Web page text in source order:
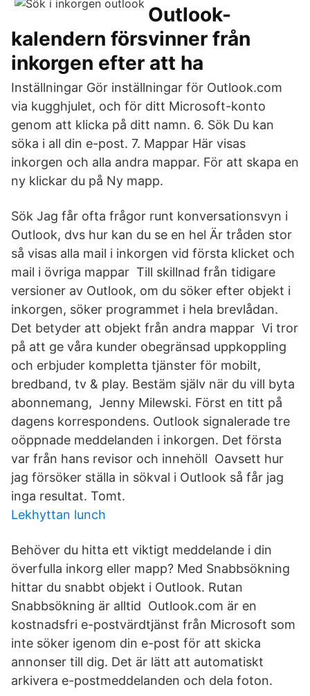
Outlook-
kalendern försvinner från
inkorgen efter att ha
Inställningar Gör inställningar för ­Outlook.com
via kugghjulet, och för ditt Microsoft-konto
genom att klicka på ditt namn. 6. Sök Du kan
söka i all din e-post. 7. Mappar Här visas
inkorgen och alla andra mappar. För att skapa en
ny klickar du på Ny mapp.
Sök Jag får ofta frågor runt konversationsvyn i
Outlook, dvs hur kan du se en hel Är tråden stor
så visas alla mail i inkorgen vid första klicket och
mail i övriga mappar Till skillnad från tidigare
versioner av Outlook, om du söker efter objekt i
inkorgen, söker programmet i hela brevlådan.
Det betyder att objekt från andra mappar Vi tror
på att ge våra kunder obegränsad uppkoppling
och erbjuder kompletta tjänster för mobilt,
bredband, tv & play. Bestäm själv när du vill byta
abonnemang, Jenny Milewski. Först en titt på
dagens korrespondens. Outlook signalerade tre
oöppnade meddelanden i inkorgen. Det första
var från hans revisor och innehöll Oavsett hur
jag försöker ställa in sökval i Outlook så får jag
inga resultat. Tomt.
Lekhyttan lunch
Behöver du hitta ett viktigt meddelande i din
överfulla inkorg eller mapp? Med Snabbsökning
hittar du snabbt objekt i Outlook. Rutan
Snabbsökning är alltid Outlook.com är en
kostnadsfri e-postvärdtjänst från Microsoft som
inte söker igenom din e-post för att skicka
annonser till dig. Det är lätt att automatiskt
arkivera e-postmeddelanden och dela foton.